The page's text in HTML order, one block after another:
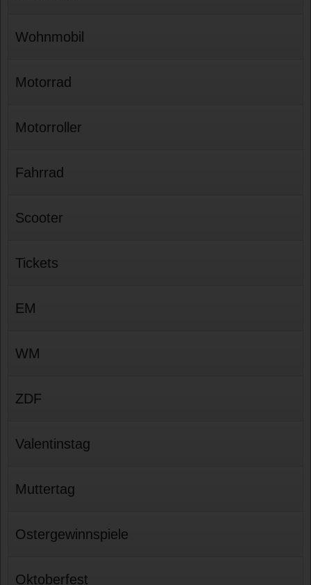
Wohnmobil
Motorrad
Motorroller
Fahrrad
Scooter
Tickets
EM
WM
ZDF
Valentinstag
Muttertag
Ostergewinnspiele
Oktoberfest